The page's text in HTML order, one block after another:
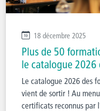
18 décembre 2025
Plus de 50
le catalogue 2026
Le catalogue 2026 des
vient de sortir ! Au
certificats reconnus par